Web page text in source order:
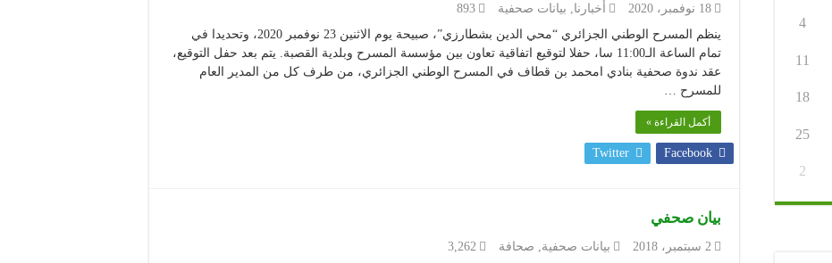
18 نوفمبر، 2020 أخبارنا بيانات صحفية
893
ينظم المسرح الوطني الجزائري “محي الدين بشطارزي”، صبيحة يوم الاثنين 23 نوفمبر 2020، وتحديدا في
تمام الساعة الـ11:00 سا، حفلا لتوقيع اتفاقية تعاون بين مؤسسة المسرح وبلدية القصبة. يتم بعد حفل التوقيع،
عقد ندوة صحفية بنادي امحمد بن قطاف في المسرح الوطني الجزائري، من طرف كل من المدير العام
للمسرح …
أكمل القراءة »
Facebook
Twitter
بيان صحفي
2 سبتمبر، 2018 بيانات صحفية صحافة
3,262
4
11
18
25
2